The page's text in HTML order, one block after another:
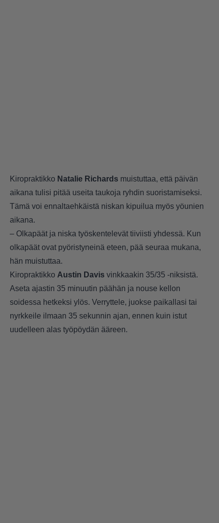
Kiropraktikko Natalie Richards muistuttaa, että päivän
aikana tulisi pitää useita taukoja ryhdin suoristamiseksi.
Tämä voi ennaltaehkäistä niskan kipuilua myös yöunien
aikana.
– Olkapäät ja niska työskentelevät tiiviisti yhdessä. Kun
olkapäät ovat pyöristyneinä eteen, pää seuraa mukana,
hän muistuttaa.
Kiropraktikko Austin Davis vinkkaakin 35/35 -niksistä.
Aseta ajastin 35 minuutin päähän ja nouse kellon
soidessa hetkeksi ylös. Verryttele, juokse paikallasi tai
nyrkkeile ilmaan 35 sekunnin ajan, ennen kuin istut
uudelleen alas työpöydän ääreen.